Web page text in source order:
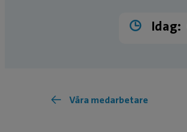
Idag:
Våra medarbetare